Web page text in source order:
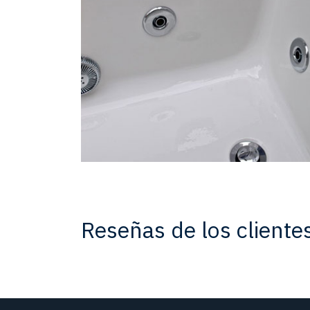
Reseñas de los